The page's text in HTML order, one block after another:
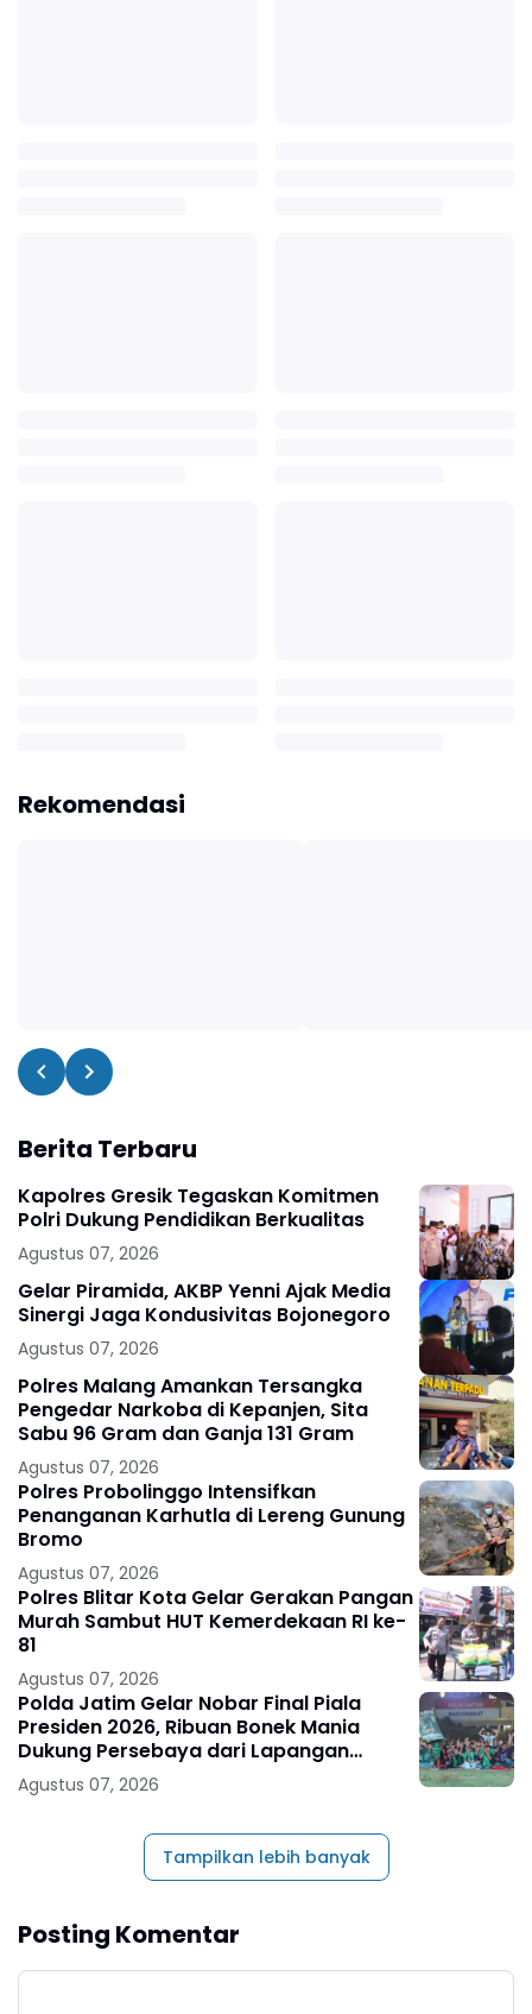
Rekomendasi
Berita Terbaru
Kapolres Gresik Tegaskan Komitmen
Polri Dukung Pendidikan Berkualitas
Agustus 07, 2026
Gelar Piramida, AKBP Yenni Ajak Media
Sinergi Jaga Kondusivitas Bojonegoro
Agustus 07, 2026
Polres Malang Amankan Tersangka
Pengedar Narkoba di Kepanjen, Sita
Sabu 96 Gram dan Ganja 131 Gram
Agustus 07, 2026
Polres Probolinggo Intensifkan
Penanganan Karhutla di Lereng Gunung
Bromo
Agustus 07, 2026
Polres Blitar Kota Gelar Gerakan Pangan
Murah Sambut HUT Kemerdekaan RI ke-
81
Agustus 07, 2026
Polda Jatim Gelar Nobar Final Piala
Presiden 2026, Ribuan Bonek Mania
Dukung Persebaya dari Lapangan
Mapolda
Agustus 07, 2026
Tampilkan lebih banyak
Posting Komentar